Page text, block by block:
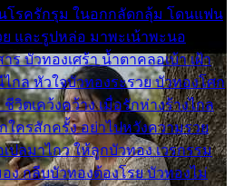
นโรครักรุม ในอกกลัดกลุ้ม โดนแฟน
และรูปหล่อ มาพะเน้าพะนอ
ร บัวทองเศร้า น้ำตาคลอเบ้า เฝ้า
กล หัวใจบัวทองระรวย บัวทองโศก
ชีวิตเคว้งคว้าง เมื่อรักห่างร้างไกล
ครสักครั้ง อย่าไปหวังความรวย
ปลมาไกว ให้ลูกบัวทอง เวรกรรม
ง กลีบบัวทองต้องโรย บัวทองไม่